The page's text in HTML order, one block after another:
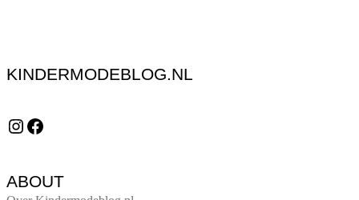
KINDERMODEBLOG.NL
Instagram Facebook
ABOUT